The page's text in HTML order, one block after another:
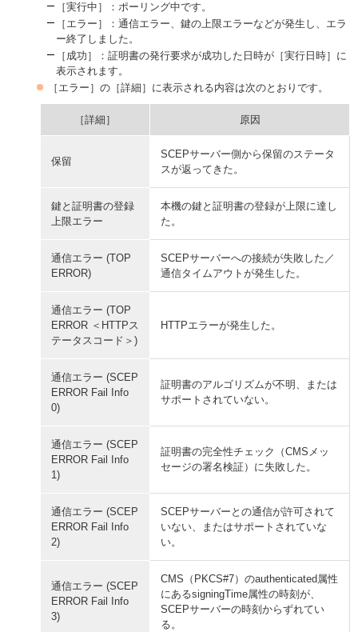
［実行中］：ポーリング中です。
［エラー］：通信エラー、鍵の上限エラーなどが発生し、エラ
ー終了しました。
［成功］：証明書の発行要求が成功した日時が［実行日時］に
表示されます。
［エラー］の［詳細］に表示される内容は次のとおりです。
［詳細］ 原因
保留
SCEPサーバー側から保留のステータ
スが返ってきた。
鍵と証明書の登録
上限エラー
本機の鍵と証明書の登録が上限に達し
た。
通信エラー (TOP
ERROR)
SCEPサーバーへの接続が失敗した／
通信タイムアウトが発生した。
通信エラー (TOP
ERROR ＜HTTPス
テータスコード＞)
HTTPエラーが発生した。
通信エラー (SCEP
ERROR Fail Info
0)
証明書のアルゴリズムが不明、または
サポートされていない。
通信エラー (SCEP
ERROR Fail Info
1)
証明書の完全性チェック（CMSメッ
セージの署名検証）に失敗した。
通信エラー (SCEP
ERROR Fail Info
2)
SCEPサーバーとの通信が許可されて
いない、またはサポートされていな
い。
通信エラー (SCEP
ERROR Fail Info
3)
CMS（PKCS#7）のauthenticated属性
にあるsigningTime属性の時刻が、
SCEPサーバーの時刻からずれてい
る。